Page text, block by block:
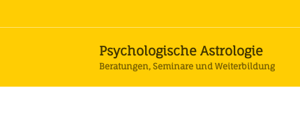
Psychologische Astrologie
Beratungen, Seminare und Weiterbildung